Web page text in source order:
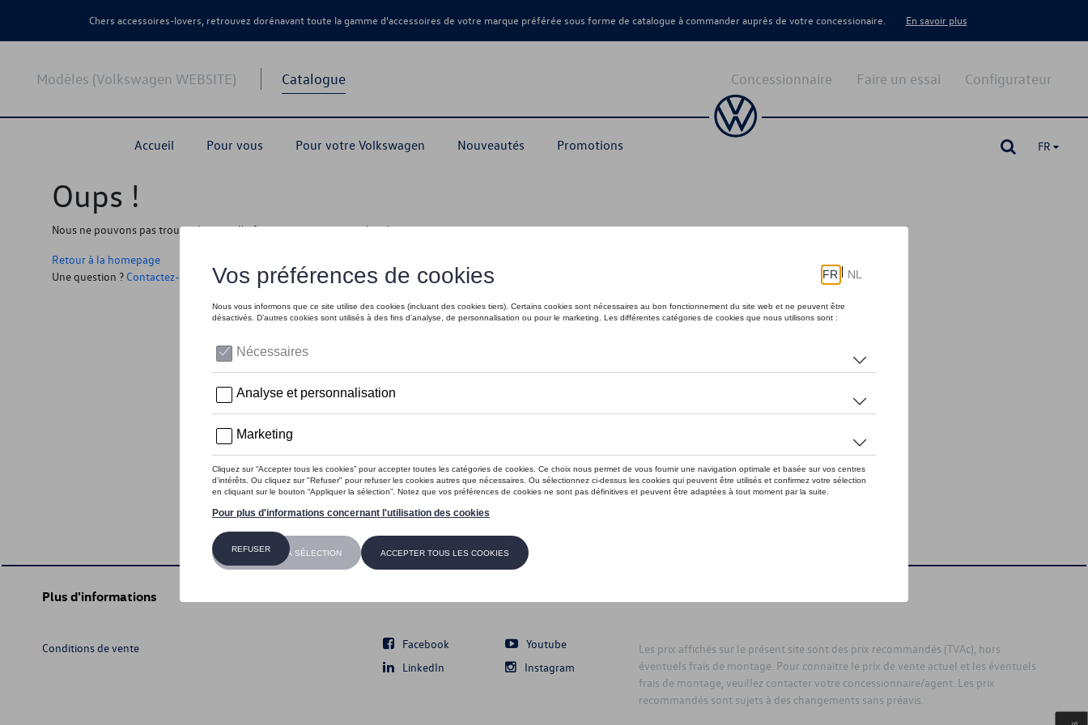
Chers accessoires-lovers, retrouvez dorénavant toute la gamme d’accessoires de votre marque préférée sous forme de catalogue à commander auprès de votre concessionaire. En savoir plus
Modèles (Volkswagen WEBSITE) Catalogue
Accueil Pour vous Pour votre Volkswagen Nouveautés Promotions
Configurateur
Faire un essai
Concessionnaire
FR
Oups !
Nous ne pouvons pas trouver la page, l'information que vous recherchez
Retour à la homepage
Une question ? Contactez-nous
Plus d'informations
Conditions de vente Facebook
Youtube
LinkedIn
Instagram
Les prix affichés sur le présent site sont des prix recommandés (TVAc), hors
éventuels frais de montage. Pour connaitre le prix de vente actuel et les éventuels
frais de montage, veuillez contacter votre concessionnaire/agent. Les prix
recommandés sont sujets à des changements sans préavis.